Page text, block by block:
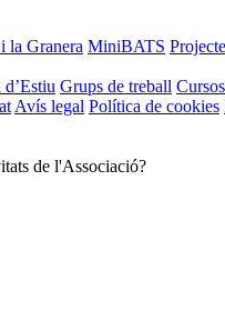
la Granera MiniBATS
Grups de treball
Avís legal Política de cookies
de l'Associació?